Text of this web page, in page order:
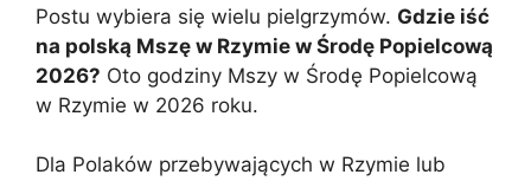
Postu wybiera się wielu pielgrzymów. Gdzie iść
na polską Mszę w Rzymie w Środę Popielcową
2026? Oto godziny Mszy w Środę Popielcową
w Rzymie w 2026 roku.
Dla Polaków przebywających w Rzymie lub